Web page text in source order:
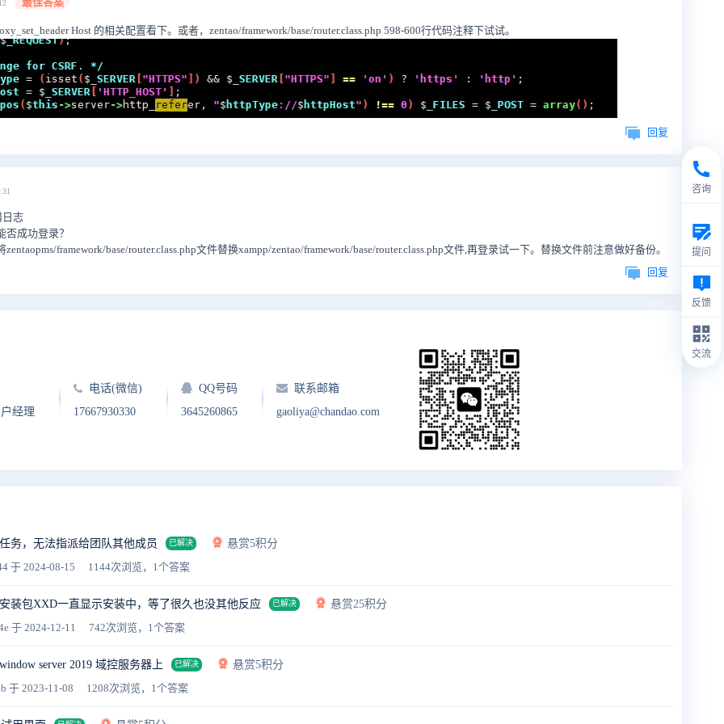
Host 的相关配置看下。或者，zentao/framework/base/router.class.php 598-600行代码注释下试试。
回复
志
成功登录？
framework/base/router.class.php文件替换xampp/zentao/framework/base/router.class.php文件,再登录试一下。替换文件前注意做好备份。
回复
经理
电话(微信)
17667930330
QQ号码
3645260865
联系邮箱
gaoliya@chandao.com
务，无法指派给团队其他成员 已解决
悬赏5积分
于 2024-08-15 1144次浏览，1个答案
装包XXD一直显示安装中，等了很久也没其他反应 已解决
悬赏25积分
于 2024-12-11 742次浏览，1个答案
server 2019 域控服务器上 已解决
悬赏5积分
于 2023-11-08 1208次浏览，1个答案
咨询
提问
反馈
交流